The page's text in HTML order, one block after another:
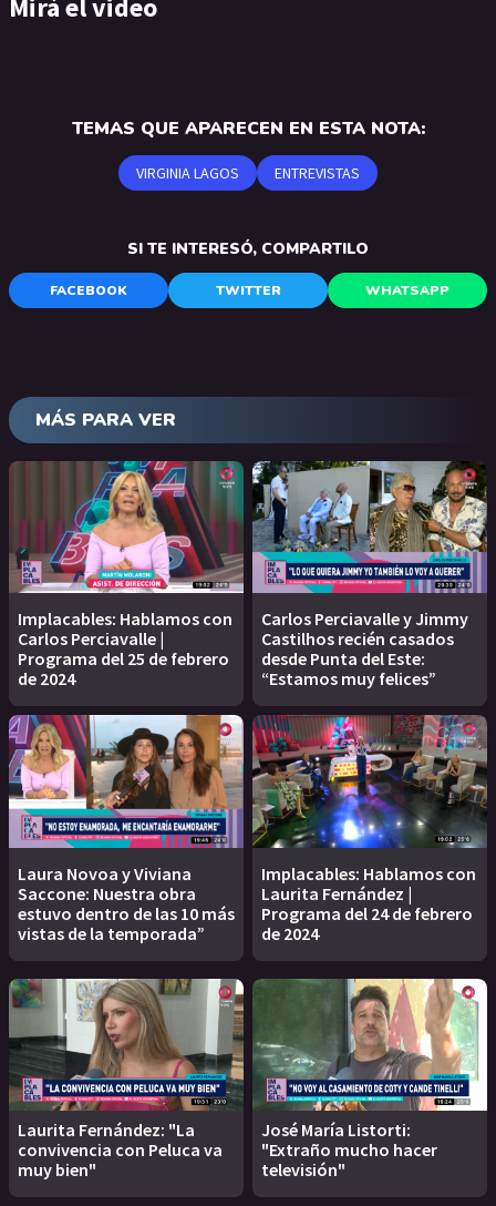
Mirá el video
TEMAS QUE APARECEN EN ESTA NOTA:
VIRGINIA LAGOS ENTREVISTAS
SI TE INTERESÓ, COMPARTILO
FACEBOOK TWITTER WHATSAPP
MÁS PARA VER
Implacables: Hablamos con
Carlos Perciavalle |
Programa del 25 de febrero
de 2024
Carlos Perciavalle y Jimmy
Castilhos recién casados
desde Punta del Este:
“Estamos muy felices”
Laura Novoa y Viviana
Saccone: Nuestra obra
estuvo dentro de las 10 más
vistas de la temporada”
Implacables: Hablamos con
Laurita Fernández |
Programa del 24 de febrero
de 2024
Laurita Fernández: "La
convivencia con Peluca va
muy bien"
José María Listorti:
"Extraño mucho hacer
televisión"